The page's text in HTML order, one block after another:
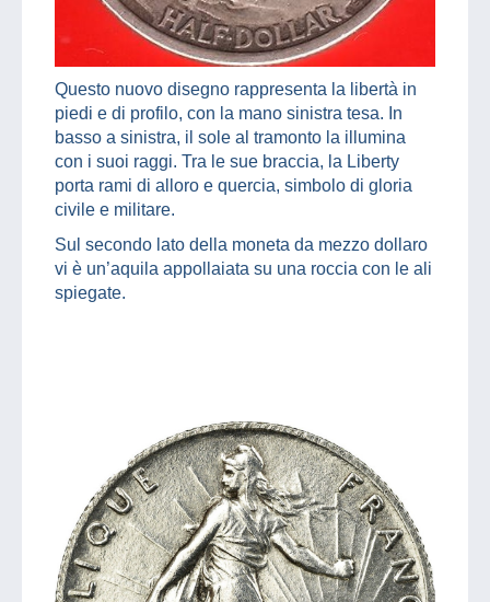
Questo nuovo disegno rappresenta la libertà in
piedi e di profilo, con la mano sinistra tesa. In
basso a sinistra, il sole al tramonto la illumina
con i suoi raggi. Tra le sue braccia, la Liberty
porta rami di alloro e quercia, simbolo di gloria
civile e militare.
Sul secondo lato della moneta da mezzo dollaro
vi è un’aquila appollaiata su una roccia con le ali
spiegate.